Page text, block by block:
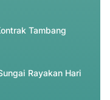
Tambang
Rayakan Hari